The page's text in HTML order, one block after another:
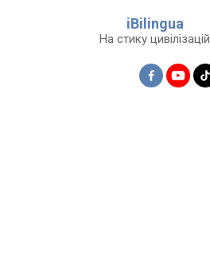
iBilingua
На стику цивілізацій